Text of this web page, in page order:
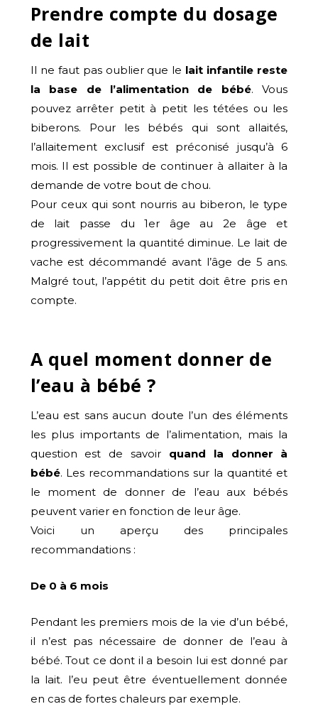
Prendre compte du dosage
de lait
Il ne faut pas oublier que le lait infantile reste
la base de l’alimentation de bébé. Vous
pouvez arrêter petit à petit les tétées ou les
biberons. Pour les bébés qui sont allaités,
l’allaitement exclusif est préconisé jusqu’à 6
mois. Il est possible de continuer à allaiter à la
demande de votre bout de chou.
Pour ceux qui sont nourris au biberon, le type
de lait passe du 1er âge au 2e âge et
progressivement la quantité diminue. Le lait de
vache est décommandé avant l’âge de 5 ans.
Malgré tout, l’appétit du petit doit être pris en
compte.
A quel moment donner de
l’eau à bébé ?
L’eau est sans aucun doute l’un des éléments
les plus importants de l’alimentation, mais la
question est de savoir quand la donner à
bébé. Les recommandations sur la quantité et
le moment de donner de l’eau aux bébés
peuvent varier en fonction de leur âge.
Voici un aperçu des principales
recommandations :
De 0 à 6 mois
Pendant les premiers mois de la vie d’un bébé,
il n’est pas nécessaire de donner de l’eau à
bébé. Tout ce dont il a besoin lui est donné par
la lait. l’eu peut être éventuellement donnée
en cas de fortes chaleurs par exemple.